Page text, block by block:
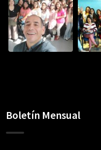
Boletín Mensual